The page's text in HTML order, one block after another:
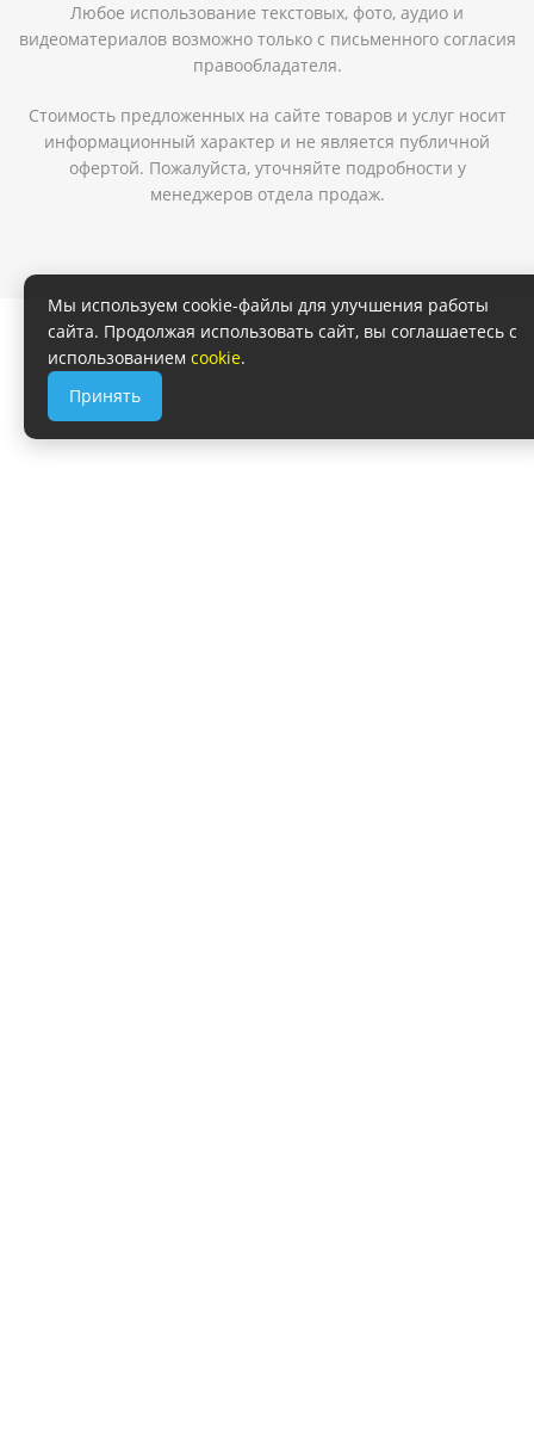
Любое использование текстовых, фото, аудио и
видеоматериалов возможно только с письменного согласия
правообладателя.
Стоимость предложенных на сайте товаров и услуг носит
информационный характер и не является публичной
офертой. Пожалуйста, уточняйте подробности у
менеджеров отдела продаж.
Мы используем cookie-файлы для улучшения работы
сайта. Продолжая использовать сайт, вы соглашаетесь с
использованием cookie.
Принять